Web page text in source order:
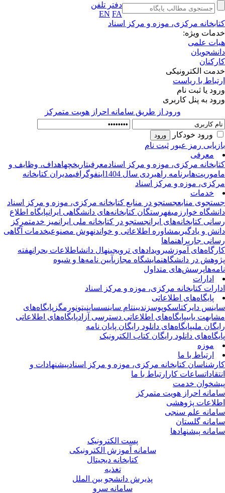
دفتر تلفن
EN FA
مرکزی، موزه و مرکز اسناد
ویژه:
علمی
الکترونیکی
با ریاست
یا ثبت نام
به پنل کاربری
ورود از طريق سامانه احراز هويت متمركز
ورود خودکار
رمز عبور ثبت نام
معرفی
مرکزی، موزه و مرکز اسنادمعرفیتاریخچهاهداف، وظایف و
برنامه راهبردی سال 1404 اینفوگرافیمدیران کتابخانه
موزه و مرکز اسناد
خدمات
منابعجستجو در منابع کتابخانه مرکزی، موزه و مرکز اسناد
خوارزمیفهرستگان کتابخانه‌های دانشگاهی ایران پایگاه اطلاع‌
کتابخانه‌های ایران جستجو در کتابخانه ملی ایران میز خدمتمرکز
و یادگیریمشاوره اطلاعاتی و خواندنهوش مصنوعیخدمات آگاهی
جاریراهنماها
آموزشیرویدادهای ترویجینهال دانشاطلاعات بحران هفته
در دانشگاهنمایشگاه مجازیآیین نامه‌ها و شیوه
پرسش‌های متداول
ادارات
کتابخانه مرکزی، موزه و مرکز اسناد
پایگاه‌های اطلاعاتی
دایرکتاسکوپوسزندیبنتام ساینسساینیتونورمگزپایگاه‌های
یابیپایگاه‌های اطلاعاتی دسترسی آزاد پایگاه‌های اطلاعاتی
ملیپایگاه‌های دانلود رایگان پایان نامه
دانلود رایگان کتاب الکترونیک
موزه
ارتباط با ما
کتابخانه مرکزی، موزه و مرکز اسنادپیشنهادات و
ساعات کارارتباط با ما
خدمت
احراز هویت متمرکز
پژوهشی
علم سنجی
گلستان
پیشنهادها
پست الکترونیک
سامانه آموزش الکترونیکی
کتابخانه دیجیتال
تغذیه
پذیرش دانشجو بین الملل
سامانه سرو